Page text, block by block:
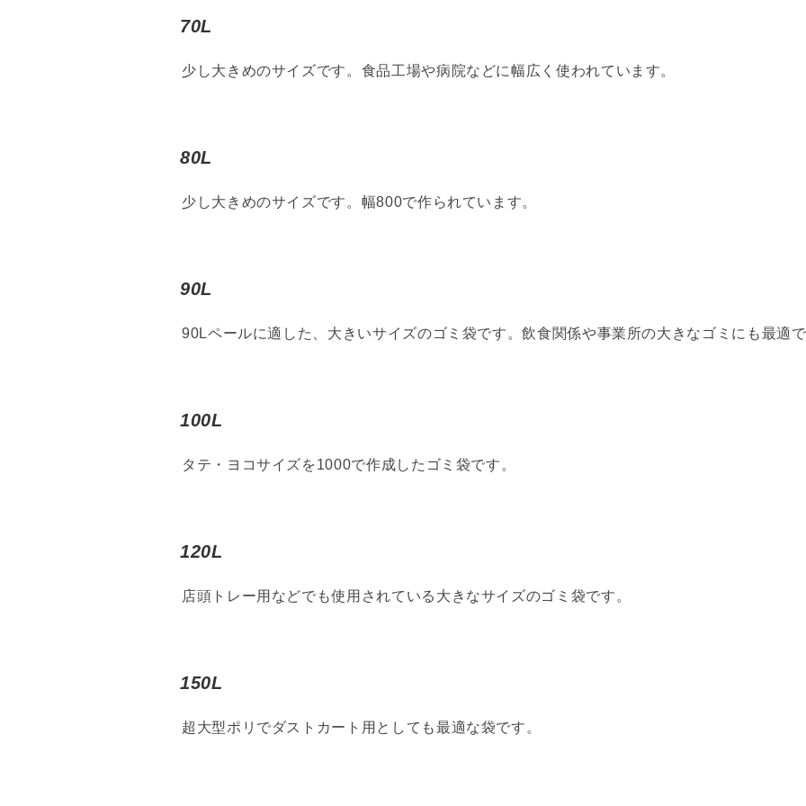
70L
少し大きめのサイズです。食品工場や病院などに幅広く使われています。
80L
少し大きめのサイズです。幅800で作られています。
90L
90Lペールに適した、大きいサイズのゴミ袋です。飲食関係や事業所の大きなゴミにも最適
100L
タテ・ヨコサイズを1000で作成したゴミ袋です。
120L
店頭トレー用などでも使用されている大きなサイズのゴミ袋です。
150L
超大型ポリでダストカート用としても最適な袋です。